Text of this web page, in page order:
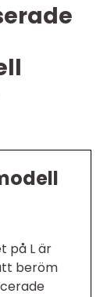
på L är
beröm